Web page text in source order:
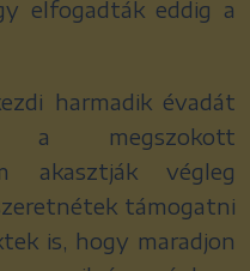
elfogadták eddig a
harmadik évadát
a megszokott
akasztják végleg
támogatni
is, hogy maradjon